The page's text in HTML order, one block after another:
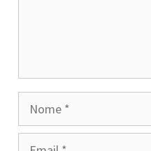
Nome
Email